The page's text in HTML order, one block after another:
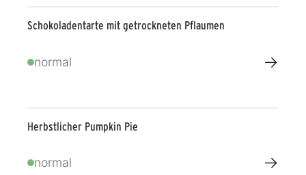
Schokoladentarte mit getrockneten Pflaumen
normal →
Herbstlicher Pumpkin Pie
normal →